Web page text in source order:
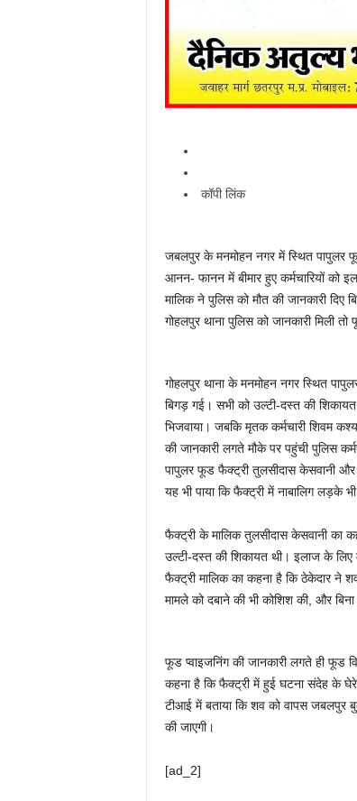
कॉपी लिंक
जबलपुर के मनमोहन नगर में स्थित पापुलर
आनन- फानन में बीमार हुए कर्मचारियों को
मालिक ने पुलिस को मौत की जानकारी
गोहलपुर थाना पुलिस को जानकारी मिली
गोहलपुर थाना के मनमोहन नगर स्थित
बिगड़ गई। सभी को उल्टी-दस्त की
भिजवाया। जबकि मृतक कर्मचारी शिवम
की जानकारी लगते मौके पर पहुंची पुलिस
पापुलर फूड फैक्ट्री तुलसीदास केसवानी
यह भी पाया कि फैक्ट्री में नाबालिग लड़के
फैक्ट्री के मालिक तुलसीदास केसवानी का
उल्टी-दस्त की शिकायत थी। इलाज के लिए
फैक्ट्री मालिक का कहना है कि ठेकेदार ने
मामले को दबाने की भी कोशिश की, और
फूड प्वाइजनिंग की जानकारी लगते ही फूड
कहना है कि फैक्ट्री में हुई घटना संदेह के घेरे
टीआई में बताया कि शव को वापस जबलपुर
की जाएगी।
[ad_2]